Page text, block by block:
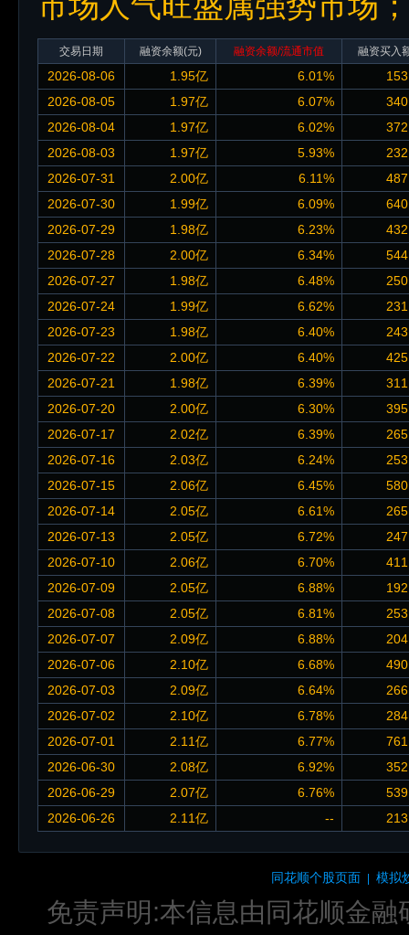
交易日期 融资余额(元) 融资余额/流通市值 融资买入
2026-08-06 1.95亿 6.01%
2026-08-05
1.97亿 6.07%
2026-08-04
1.97亿 6.02%
2026-08-03
1.97亿 5.93%
2026-07-31
2.00亿 6.11%
2026-07-30
1.99亿 6.09%
2026-07-29
1.98亿 6.23%
2026-07-28
2.00亿 6.34%
2026-07-27
1.98亿 6.48%
2026-07-24
1.99亿 6.62%
2026-07-23
1.98亿 6.40%
2026-07-22
2.00亿 6.40%
2026-07-21
1.98亿 6.39%
2026-07-20
2.00亿 6.30%
2026-07-17
2.02亿 6.39%
2026-07-16
2.03亿 6.24%
2026-07-15
2.06亿 6.45%
2026-07-14
2.05亿 6.61%
2026-07-13
2.05亿 6.72%
2026-07-10
2.06亿 6.70%
2026-07-09
2.05亿 6.88%
2026-07-08
2.05亿 6.81%
2026-07-07
2.09亿 6.88%
2026-07-06
2.10亿 6.68%
2026-07-03
2.09亿 6.64%
2026-07-02
2.10亿 6.78%
2026-07-01
2.11亿 6.77%
2026-06-30
2.08亿 6.92%
2026-06-29
2.07亿 6.76%
2026-06-26
2.11亿 --
同花顺个股页面 模拟
免责声明:本信息由同花顺金